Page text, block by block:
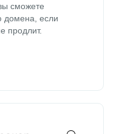
сможете
домена, если
продлит.